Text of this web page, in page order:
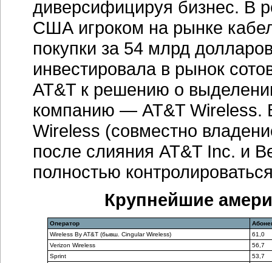
диверсифицируя бизнес. В
США игроком на рынке
покупки за 54 млрд
инвестировала в рынок
AT&T к решению о
компанию — AT&T Wireless.
Wireless (совместно
после слияния AT&T Inc. и
полностью
Крупнейшие
Оператор
Wireless By AT&T (бывш. Cingular Wireless)
61,0
Verizon Wireless
56,7
Sprint
53,7